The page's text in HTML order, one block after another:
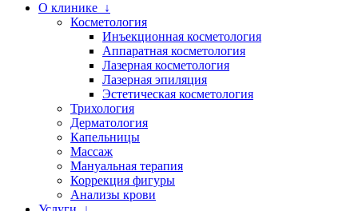
О клинике ↓
Косметология
Инъекционная косметология
Аппаратная косметология
Лазерная косметология
Лазерная эпиляция
Эстетическая косметология
Трихология
Дерматология
Капельницы
Массаж
Мануальная терапия
Коррекция фигуры
Анализы крови